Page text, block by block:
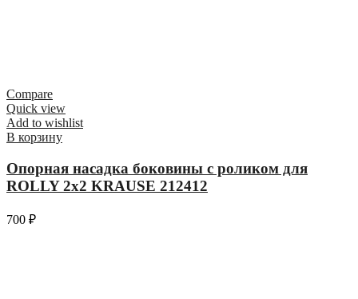
Compare
Quick view
Add to wishlist
В корзину
Опорная насадка боковины с роликом для
ROLLY 2х2 KRAUSE 212412
700 ₽